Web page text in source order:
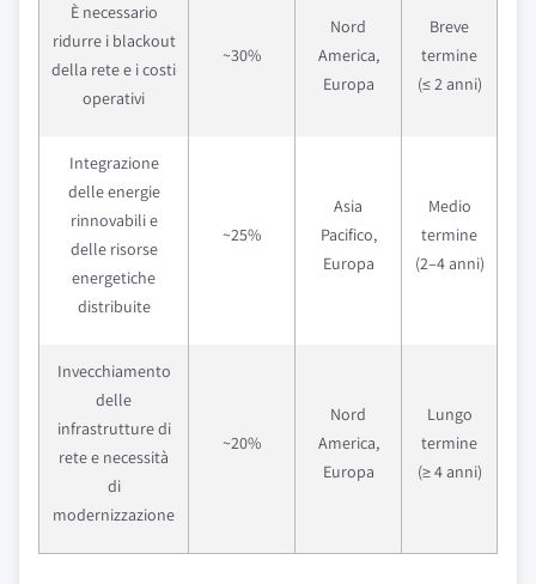
È necessario
ridurre i blackout
della rete e i costi
operativi
~30%
Nord
America,
Europa
Breve
termine
(≤ 2 anni)
Integrazione
delle energie
rinnovabili e
delle risorse
energetiche
distribuite
~25%
Asia
Pacifico,
Europa
Medio
termine
(2–4 anni)
Invecchiamento
delle
infrastrutture di
rete e necessità
di
modernizzazione
~20%
Nord
America,
Europa
Lungo
termine
(≥ 4 anni)